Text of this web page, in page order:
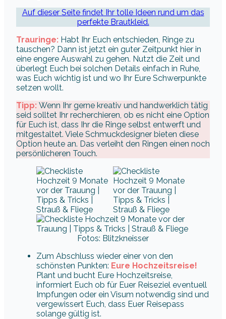
Auf dieser Seite findet Ihr tolle Ideen rund um das
perfekte Brautkleid.
Trauringe: Habt Ihr Euch entschieden, Ringe zu
tauschen? Dann ist jetzt ein guter Zeitpunkt hier in
eine engere Auswahl zu gehen. Nutzt die Zeit und
überlegt Euch bei solchen Details einfach in Ruhe,
was Euch wichtig ist und wo Ihr Eure Schwerpunkte
setzen wollt.
Tipp: Wenn Ihr gerne kreativ und handwerklich tätig
seid solltet Ihr recherchieren, ob es nicht eine Option
für Euch ist, dass Ihr die Ringe selbst entwerft und
mitgestaltet. Viele Schmuckdesigner bieten diese
Option heute an. Das verleiht den Ringen einen noch
persönlicheren Touch.
Fotos: Blitzkneisser
Zum Abschluss wieder einer von den
schönsten Punkten: Eure Hochzeitsreise!
Plant und bucht Eure Hochzeitsreise,
informiert Euch ob für Euer Reiseziel eventuell
Impfungen oder ein Visum notwendig sind und
vergewissert Euch, dass Euer Reisepass
solange gültig ist.